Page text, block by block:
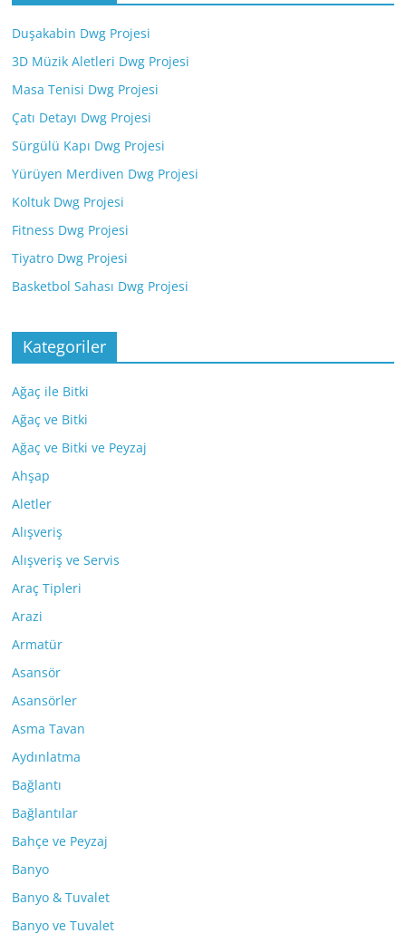
Duşakabin Dwg Projesi
3D Müzik Aletleri Dwg Projesi
Masa Tenisi Dwg Projesi
Çatı Detayı Dwg Projesi
Sürgülü Kapı Dwg Projesi
Yürüyen Merdiven Dwg Projesi
Koltuk Dwg Projesi
Fitness Dwg Projesi
Tiyatro Dwg Projesi
Basketbol Sahası Dwg Projesi
Kategoriler
Ağaç ile Bitki
Ağaç ve Bitki
Ağaç ve Bitki ve Peyzaj
Ahşap
Aletler
Alışveriş
Alışveriş ve Servis
Araç Tipleri
Arazi
Armatür
Asansör
Asansörler
Asma Tavan
Aydınlatma
Bağlantı
Bağlantılar
Bahçe ve Peyzaj
Banyo
Banyo & Tuvalet
Banyo ve Tuvalet